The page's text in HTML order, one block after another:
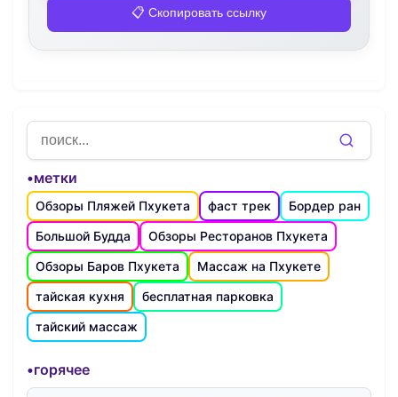
📋 Скопировать ссылку
•метки
Обзоры Пляжей Пхукета фаст трек
Бордер ран
Большой Будда
Обзоры Ресторанов Пхукета
Обзоры Баров Пхукета
Массаж на Пхукете
тайская кухня
бесплатная парковка
тайский массаж
•горячее